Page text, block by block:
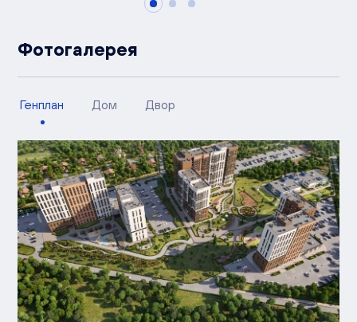
Фотогалерея
Генплан Дом Двор